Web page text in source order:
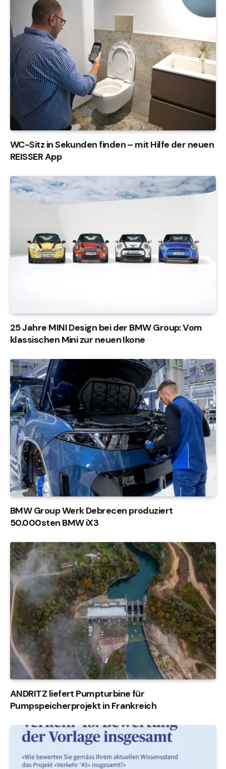
WC-Sitz in Sekunden finden – mit Hilfe der neuen
REISSER App
25 Jahre MINI Design bei der BMW Group: Vom
klassischen Mini zur neuen Ikone
BMW Group Werk Debrecen produziert
50.000sten BMW iX3
ANDRITZ liefert Pumpturbine für
Pumpspeicherprojekt in Frankreich